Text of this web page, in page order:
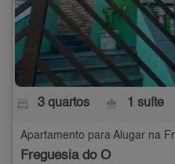
3 quartos 1 suíte
Freguesia do Ó